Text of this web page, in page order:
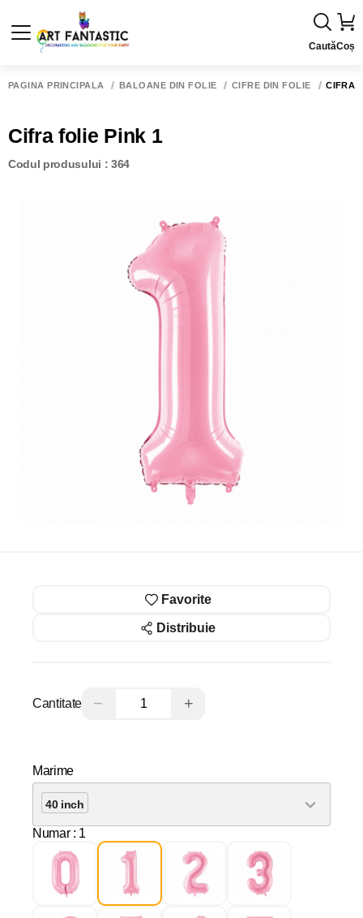
CautăCoș
PAGINA PRINCIPALĂ BALOANE DIN FOLIE CIFRE DIN FOLIE CIFRA
Cifra folie Pink 1
Codul produsului : 364
Favorite
Distribuie
Cantitate − +
Marime
40 inch
Numar : 1